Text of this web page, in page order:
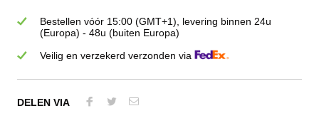
Bestellen vóór 15:00 (GMT+1), levering binnen 24u
(Europa) - 48u (buiten Europa)
Veilig en verzekerd verzonden via
DELEN VIA